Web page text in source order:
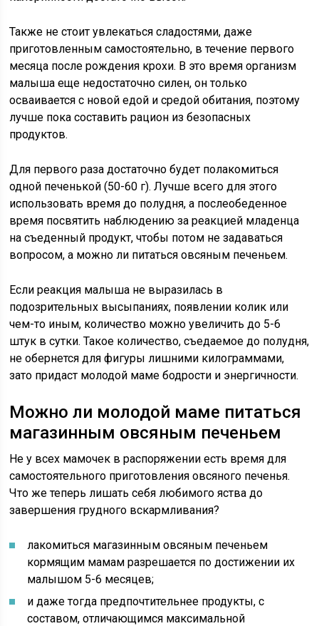
Также не стоит увлекаться сладостями, даже
приготовленным самостоятельно, в течение первого
месяца после рождения крохи. В это время организм
малыша еще недостаточно силен, он только
осваивается с новой едой и средой обитания, поэтому
лучше пока составить рацион из безопасных
продуктов.
Для первого раза достаточно будет полакомиться
одной печенькой (50-60 г). Лучше всего для этого
использовать время до полудня, а послеобеденное
время посвятить наблюдению за реакцией младенца
на съеденный продукт, чтобы потом не задаваться
вопросом, а можно ли питаться овсяным печеньем.
Если реакция малыша не выразилась в
подозрительных высыпаниях, появлении колик или
чем-то иным, количество можно увеличить до 5-6
штук в сутки. Такое количество, съедаемое до полудня,
не обернется для фигуры лишними килограммами,
зато придаст молодой маме бодрости и энергичности.
Можно ли молодой маме питаться
магазинным овсяным печеньем
Не у всех мамочек в распоряжении есть время для
самостоятельного приготовления овсяного печенья.
Что же теперь лишать себя любимого яства до
завершения грудного вскармливания?
лакомиться магазинным овсяным печеньем
кормящим мамам разрешается по достижении их
малышом 5-6 месяцев;
и даже тогда предпочтительнее продукты, с
составом, отличающимся максимальной